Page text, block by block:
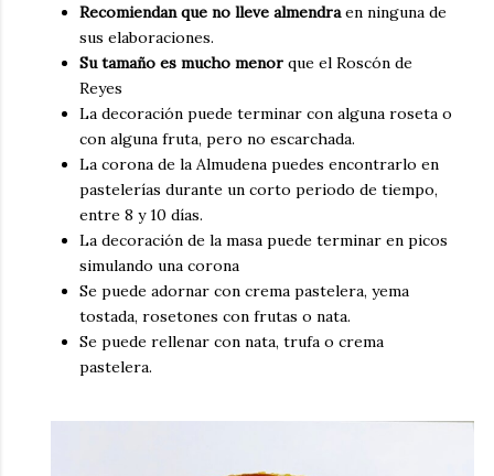
Recomiendan que no lleve almendra en ninguna de
sus elaboraciones.
Su tamaño es mucho menor que el Roscón de
Reyes
La decoración puede terminar con alguna roseta o
con alguna fruta, pero no escarchada.
La corona de la Almudena puedes encontrarlo en
pastelerías durante un corto periodo de tiempo,
entre 8 y 10 días.
La decoración de la masa puede terminar en picos
simulando una corona
Se puede adornar con crema pastelera, yema
tostada, rosetones con frutas o nata.
Se puede rellenar con nata, trufa o crema
pastelera.